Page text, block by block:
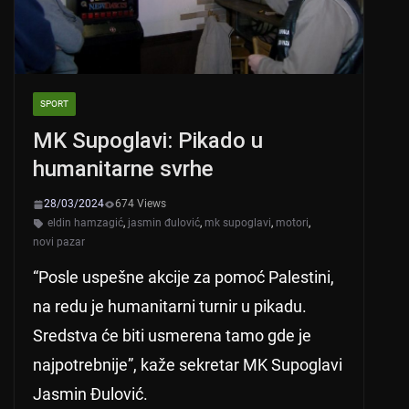
SPORT
MK Supoglavi: Pikado u
humanitarne svrhe
28/03/2024
674 Views
eldin hamzagić, jasmin đulović, mk supoglavi, motori,
novi pazar
“Posle uspešne akcije za pomoć Palestini,
na redu je humanitarni turnir u pikadu.
Sredstva će biti usmerena tamo gde je
najpotrebnije”, kaže sekretar MK Supoglavi
Jasmin Đulović.